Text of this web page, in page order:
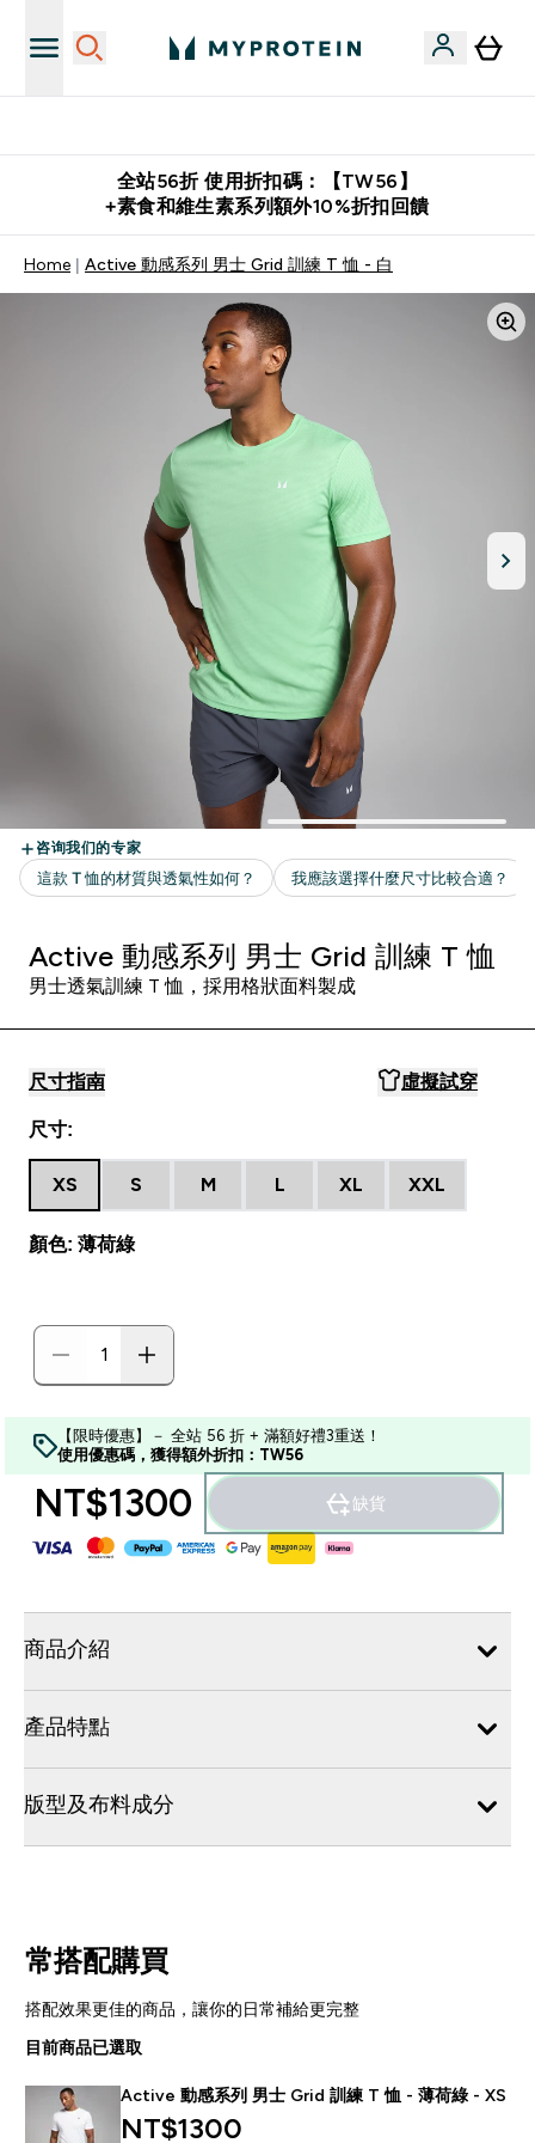
全站56折 使用折扣碼：【TW56】
+素食和維生素系列額外10%折扣回饋
Home Active 動感系列 男士 Grid 訓練 T 恤 - 白
Active 動感系列 男士 Grid 訓練 T 恤
男士透氣訓練 T 恤，採用格狀面料製成
尺寸指南 虛擬試穿
尺寸:
XS S M L XL XXL
顏色: 薄荷綠
【限時優惠】－ 全站 56 折 + 滿額好禮3重送！
使用優惠碼，獲得額外折扣：TW56
NT$1300‎ 缺貨
商品介紹
產品特點
版型及布料成分
常搭配購買
搭配效果更佳的商品，讓你的日常補給更完整
目前商品已選取
Active 動感系列 男士 Grid 訓練 T 恤 - 薄荷綠 - XS
NT$1300‎